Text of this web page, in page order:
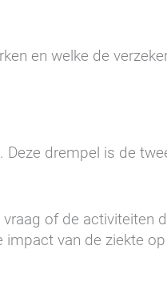
en welke de
drempel is de
of de activiteiten
van de ziekte